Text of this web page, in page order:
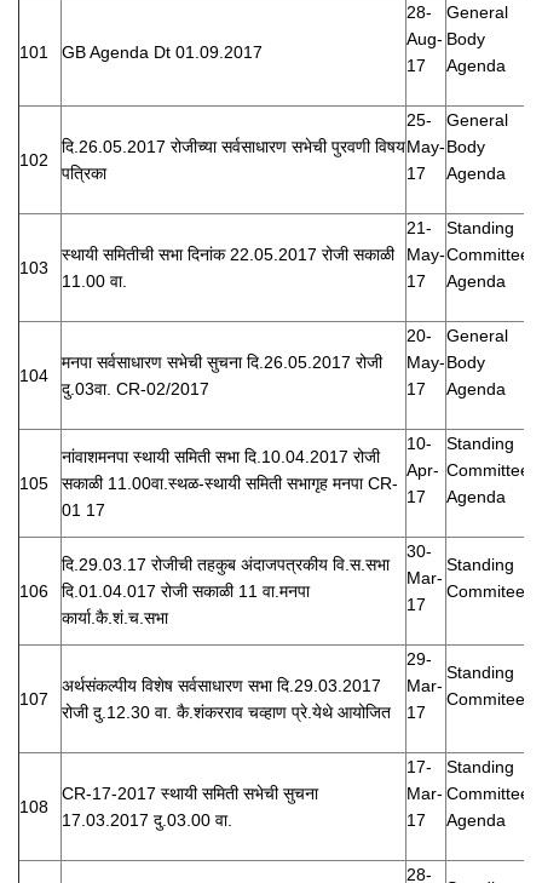
101 GB Agenda Dt 01.09.2017
28-
Aug-
17
General
Body
Agenda
102
दि.26.05.2017 रोजीच्या सर्वसाधारण सभेची पुरवणी विषय
पत्रिका
25-
May-
17
General
Body
Agenda
103
स्थायी समितीची सभा दिनांक 22.05.2017 रोजी सकाळी
11.00 वा.
21-
May-
17
Standing
Committee
Agenda
104
मनपा सर्वसाधारण सभेची सुचना दि.26.05.2017 रोजी
दु.03वा. CR-02/2017
20-
May-
17
General
Body
Agenda
105
नांवाशमनपा स्थायी समिती सभा दि.10.04.2017 रोजी
सकाळी 11.00वा.स्थळ-स्थायी समिती सभागृह मनपा CR-
01 17
10-
Apr-
17
Standing
Committee
Agenda
106
दि.29.03.17 रोजीची तहकुब अंदाजपत्रकीय वि.स.सभा
दि.01.04.017 रोजी सकाळी 11 वा.मनपा
कार्या.कै.शं.च.सभा
30-
Mar-
17
Standing
Commitee
107
अर्थसंकल्पीय विशेष सर्वसाधारण सभा दि.29.03.2017
रोजी दु.12.30 वा. कै.शंकरराव चव्हाण प्रे.येथे आयोजित
29-
Mar-
17
Standing
Commitee
108
CR-17-2017 स्थायी समिती सभेची सुचना
17.03.2017 दु.03.00 वा.
17-
Mar-
17
Standing
Committee
Agenda
28-